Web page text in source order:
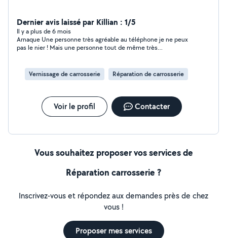
Dernier avis laissé par Killian : 1/5
Il y a plus de 6 mois
Arnaque Une personne très agréable au téléphone je ne peux
pas le nier ! Mais une personne tout de même très
comprendre si la personne veut absolument louer son
logement mais qui apparement avait déjà des dizaines
caution, 1 mois de salaire et tout ça en avance, sans même
avoir fourni une fiche de réservation ou tout autre document !
Pour finir 350 euros pour 55 m2, je veux bien rêver mais ça
Vernissage de carrosserie Réparation de carrosserie
Voir le profil Contacter
Vous souhaitez proposer vos services de
Réparation carrosserie ?
Inscrivez-vous et répondez aux demandes près de chez
vous !
Proposer mes services